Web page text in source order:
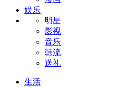
娱乐
明星
影视
音乐
韩流
送礼
生活